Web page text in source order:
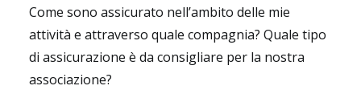
Come sono assicurato nell’ambito delle mie
attività e attraverso quale compagnia? Quale tipo
di assicurazione è da consigliare per la nostra
associazione?